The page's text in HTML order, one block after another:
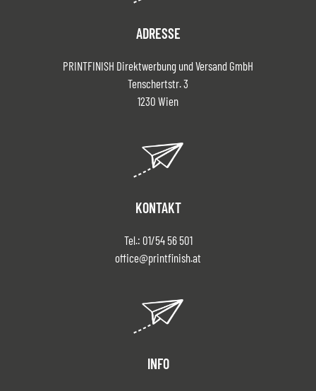
ADRESSE
PRINTFINISH Direktwerbung und Versand GmbH
Tenschertstr. 3
1230 Wien
KONTAKT
Tel.: 01/54 56 501
office@printfinish.at
INFO